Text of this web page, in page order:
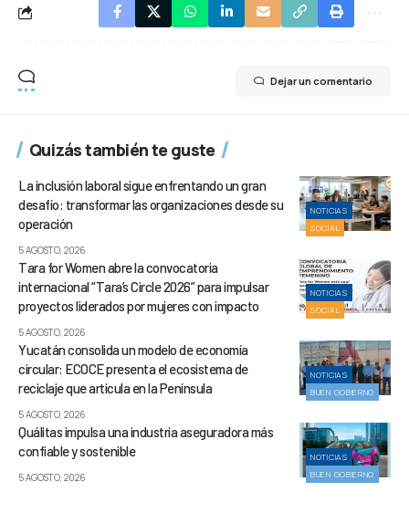
Dejar un comentario
Quizás también te guste
NOTICIAS
SOCIAL
La inclusión laboral sigue enfrentando un gran
desafío: transformar las organizaciones desde su
operación
5 AGOSTO, 2026
NOTICIAS
SOCIAL
Tara for Women abre la convocatoria
internacional “Tara’s Circle 2026” para impulsar
proyectos liderados por mujeres con impacto
5 AGOSTO, 2026
NOTICIAS
BUEN GOBIERNO
Yucatán consolida un modelo de economía
circular: ECOCE presenta el ecosistema de
reciclaje que articula en la Península
5 AGOSTO, 2026
NOTICIAS
BUEN GOBIERNO
Quálitas impulsa una industria aseguradora más
confiable y sostenible
5 AGOSTO, 2026